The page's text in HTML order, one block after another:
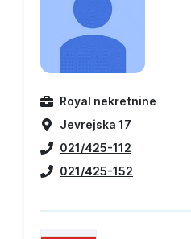
Royal nekretnine
Jevrejska 17
021/425-112
021/425-152